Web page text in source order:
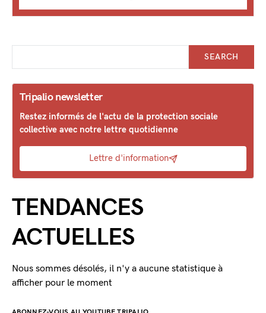
SEARCH
Tripalio newsletter
Restez informés de l'actu de la protection sociale
collective avec notre lettre quotidienne
Lettre d'information
TENDANCES
ACTUELLES
Nous sommes désolés, il n'y a aucune statistique à
afficher pour le moment